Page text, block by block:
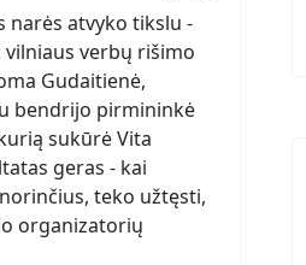
atvyko tikslu -
vilniaus verbų rišimo
Gudaitienė,
bendrijo pirmininkė
sukūrė Vita
geras - kai
teko užtęsti,
organizatorių